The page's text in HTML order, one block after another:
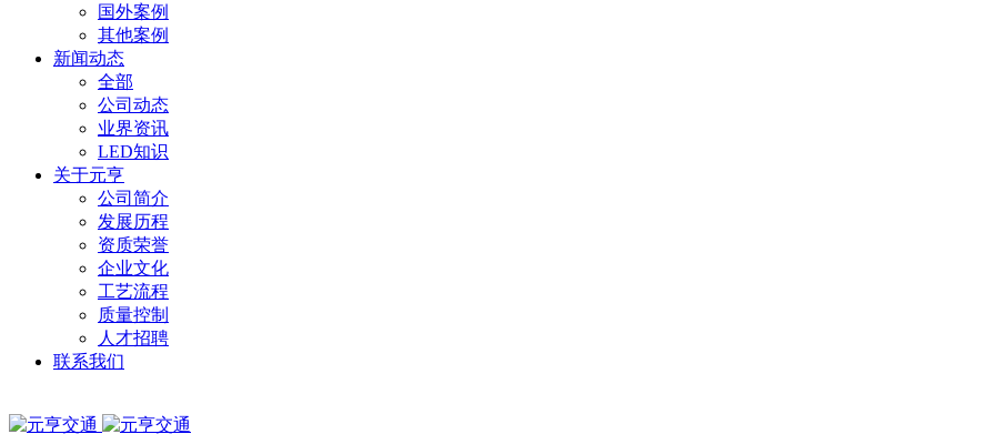
国外案例
其他案例
新闻动态
全部
公司动态
业界资讯
LED知识
关于元亨
公司简介
发展历程
资质荣誉
企业文化
工艺流程
质量控制
人才招聘
联系我们